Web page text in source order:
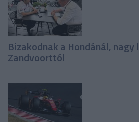
Bizakodnak a Hondánál, nagy
Zandvoorttól